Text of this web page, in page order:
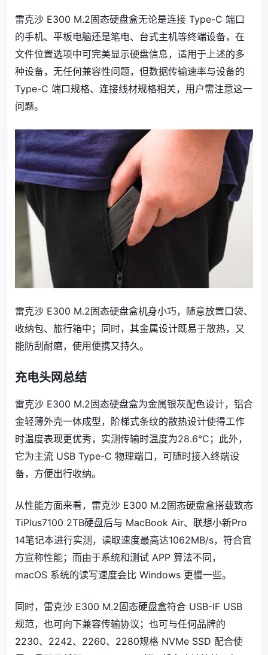
雷克沙 E300 M.2固态硬盘盒无论是连接 Type-C 端口
的手机、平板电脑还是笔电、台式主机等终端设备，在
文件位置选项中可完美显示硬盘信息，适用于上述的多
种设备，无任何兼容性问题，但数据传输速率与设备的
Type-C 端口规格、连接线材规格相关，用户需注意这一
问题。
雷克沙 E300 M.2固态硬盘盒机身小巧，随意放置口袋、
收纳包、旅行箱中；同时，其金属设计既易于散热，又
能防刮耐磨，使用便携又持久。
充电头网总结
雷克沙 E300 M.2固态硬盘盒为金属银灰配色设计，铝合
金轻薄外壳一体成型，阶梯式条纹的散热设计使得工作
时温度表现更优秀，实测传输时温度为28.6℃；此外，
它为主流 USB Type-C 物理端口，可随时接入终端设
备，方便出行收纳。
从性能方面来看，雷克沙 E300 M.2固态硬盘盒搭载致态
TiPlus7100 2TB硬盘后与 MacBook Air、联想小新Pro
14笔记本进行实测，读取速度最高达1062MB/s，符合官
方宣称性能；而由于系统和测试 APP 算法不同，
macOS 系统的读写速度会比 Windows 更慢一些。
同时，雷克沙 E300 M.2固态硬盘盒符合 USB-IF USB
规范，也可向下兼容传输协议；也可与任何品牌的
2230、2242、2260、2280规格 NVMe SSD 配合使